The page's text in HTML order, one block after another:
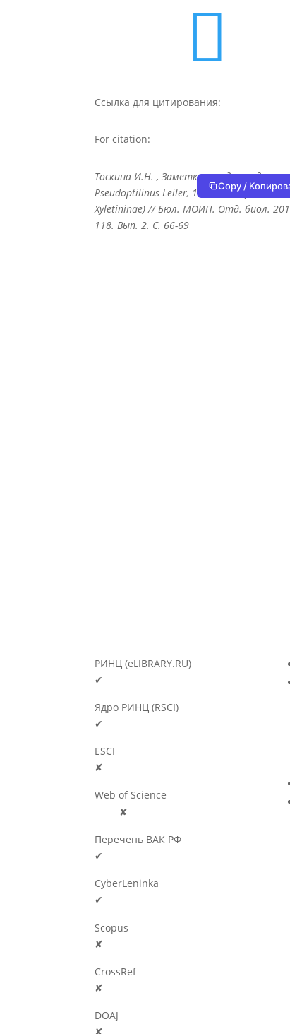

Ссылка для цитирования:
For citation:
Тоскина И.Н. , Заметки о видах рода
Pseudoptilinus Leiler, 1969 (Coleoptera:
Xyletininae) // Бюл. МОИП. Отд. биол.
118. Вып. 2. С. 66-69
Copy /
РИНЦ (eLIBRARY.RU)
✔
Ядро РИНЦ (RSCI)
✔
ESCI
✘
Web of Science
✘
Перечень ВАК РФ
✔
CyberLeninka
✔
Scopus
✘
CrossRef
✘
DOAJ